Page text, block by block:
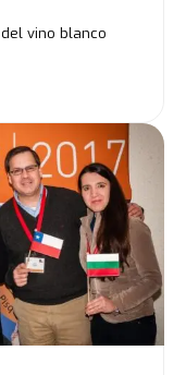
vino blanco